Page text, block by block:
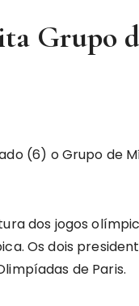
Grupo
(6) o Grupo de
dos jogos
Os dois
de Paris.